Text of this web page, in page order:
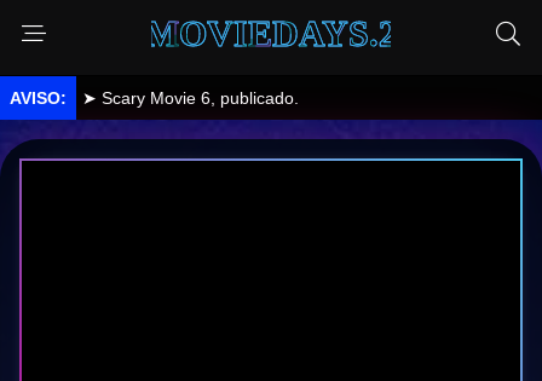
MOVIEDAYS.2
➤ Scary Movie 6, publicado.